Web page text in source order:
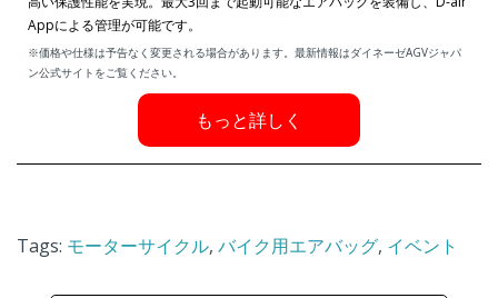
Appによる管理が可能です。
※価格や仕様は予告なく変更される場合があります。最新情報はダイネーゼAGVジャパ
ン公式サイトをご覧ください。
もっと詳しく
Tags: モーターサイクル, バイク用エアバッグ, イベント